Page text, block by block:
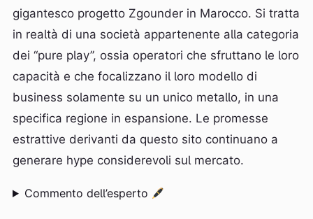
gigantesco progetto Zgounder in Marocco. Si tratta
in realtà di una società appartenente alla categoria
dei “pure play”, ossia operatori che sfruttano le loro
capacità e che focalizzano il loro modello di
business solamente su un unico metallo, in una
specifica regione in espansione. Le promesse
estrattive derivanti da questo sito continuano a
generare hype considerevoli sul mercato.
Commento dell’esperto